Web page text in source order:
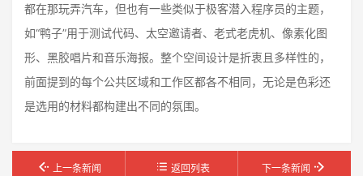
都在那玩弄汽车，但也有一些类似于极客潜入程序员的主题，
如“鸭子”用于测试代码、太空邀请者、老式老虎机、像素化图
形、黑胶唱片和音乐海报。整个空间设计是折衷且多样性的，
前面提到的每个公共区域和工作区都各不相同，无论是色彩还
是选用的材料都构建出不同的氛围。
上一条新闻 返回列表 下一条新闻